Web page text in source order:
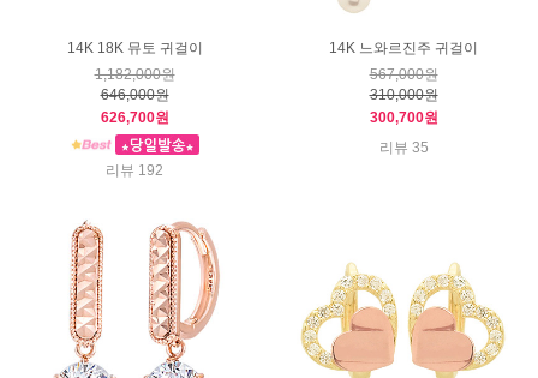
14K 18K 뮤토 귀걸이
1,182,000원
646,000원
626,700원
리뷰 192
14K 느와르진주 귀걸이
567,000원
310,000원
300,700원
리뷰 35